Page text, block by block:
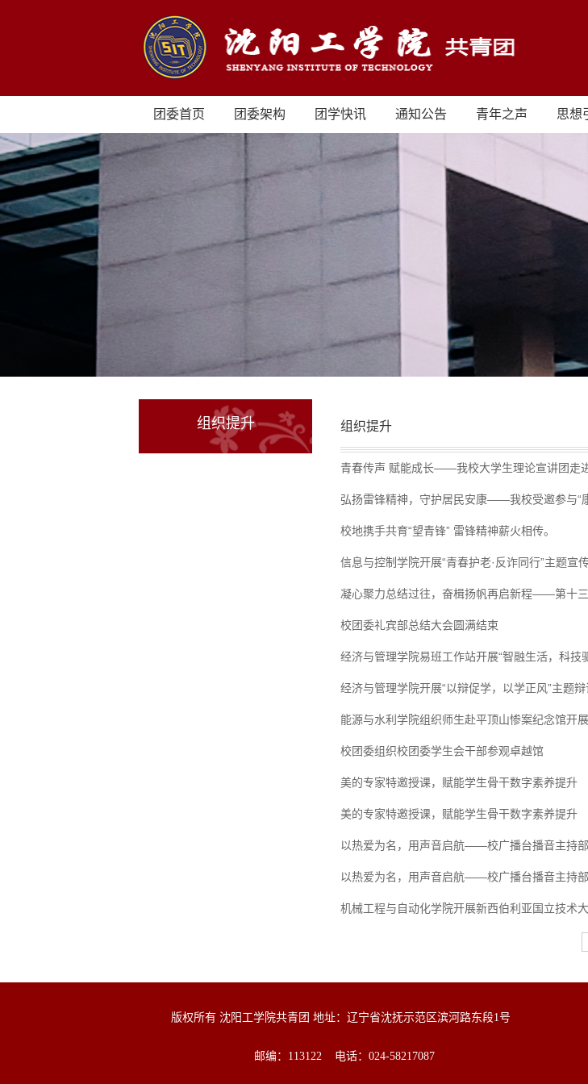
团委首页 团委架构 团学快讯 通知公告 青年之声 思想
组织提升 组织提升
青春传声 赋能成长——我校大学生理论宣讲团走
弘扬雷锋精神，守护居民安康——我校受邀参与“
校地携手共育“望青锋” 雷锋精神薪火相传。
信息与控制学院开展“青春护老·反诈同行”主题宣
凝心聚力总结过往，奋楫扬帆再启新程——第十
校团委礼宾部总结大会圆满结束
经济与管理学院易班工作站开展“智融生活，科技
经济与管理学院开展“以辩促学，以学正风”主题
能源与水利学院组织师生赴平顶山惨案纪念馆开
校团委组织校团委学生会干部参观卓越馆
美的专家特邀授课，赋能学生骨干数字素养提升
美的专家特邀授课，赋能学生骨干数字素养提升
以热爱为名，用声音启航——校广播台播音主持
以热爱为名，用声音启航——校广播台播音主持
机械工程与自动化学院开展新西伯利亚国立技术
版权所有 沈阳工学院共青团 地址：辽宁省沈抚示范区滨河路东段1号
邮编：113122 电话：024-58217087